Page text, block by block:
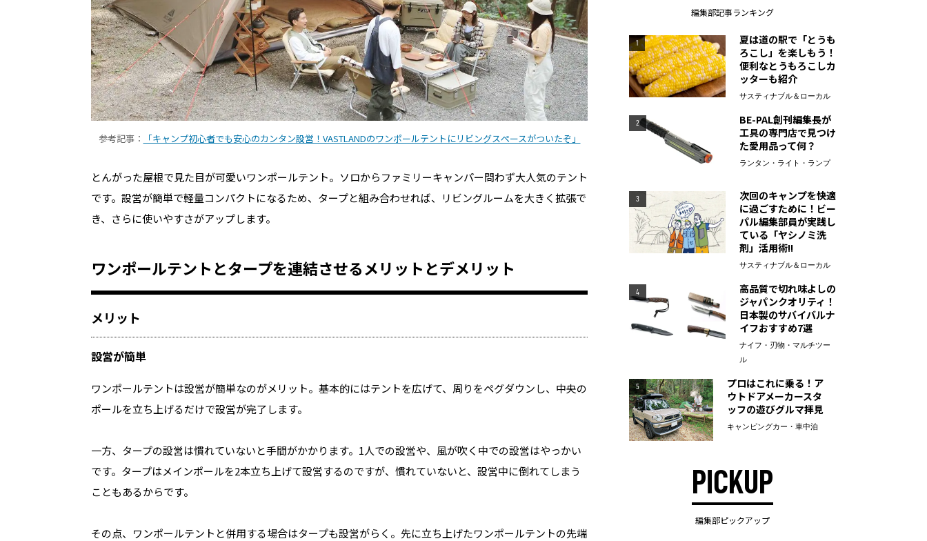
参考記事： 「キャンプ初心者でも安心のカンタン設営！VASTLANDのワンポールテントにリビングスぺースがついたぞ」
とんがった屋根で見た目が可愛いワンポールテント。ソロからファミリーキャンパー問わず大人気のテント
です。設営が簡単で軽量コンパクトになるため、タープと組み合わせれば、リビングルームを大きく拡張で
き、さらに使いやすさがアップします。
ワンポールテントとタープを連結させるメリットとデメリット
メリット
設営が簡単
ワンポールテントは設営が簡単なのがメリット。基本的にはテントを広げて、周りをペグダウンし、中央の
ポールを立ち上げるだけで設営が完了します。
一方、タープの設営は慣れていないと手間がかかります。1人での設営や、風が吹く中での設営はやっかい
です。タープはメインポールを2本立ち上げて設営するのですが、慣れていないと、設営中に倒れてしまう
こともあるからです。
その点、ワンポールテントと併用する場合はタープも設営がらく。先に立ち上げたワンポールテントの先端
編集部記事ランキング
1
夏は道の駅で「とうも
ろこし」を楽しもう！
便利なとうもろこしカ
ッターも紹介
サスティナブル＆ローカル
2
BE-PAL創刊編集長が
工具の専門店で見つけ
た愛用品って何？
ランタン・ライト・ランプ
3
次回のキャンプを快適
に過ごすために！ビー
パル編集部員が実践し
ている「ヤシノミ洗
剤」活用術!!
サスティナブル＆ローカル
4
高品質で切れ味よしの
ジャパンクオリティ！
日本製のサバイバルナ
イフおすすめ7選
ナイフ・刃物・マルチツー
ル
5
プロはこれに乗る！ア
ウトドアメーカースタ
ッフの遊びグルマ拝見
キャンピングカー・車中泊
PICKUP
編集部ピックアップ